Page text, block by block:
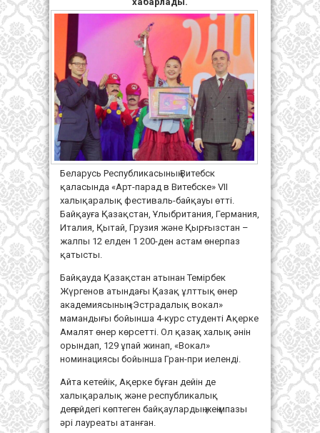
Беларусь Республикасының Витебск
қаласында «Арт-парад в Витебске» VII
халықаралық фестиваль-байқауы өтті.
Байқауға Қазақстан, Ұлыбритания, Германия,
Италия, Қытай, Грузия және Қырғызстан –
жалпы 12 елден 1 200-ден астам өнерпаз
қатысты.
Байқауда Қазақстан атынан Темірбек
Жүргенов атындағы Қазақ ұлттық өнер
академиясының «Эстрадалық вокал»
мамандығы бойынша 4-курс студенті Ақерке
Амалят өнер көрсетті. Ол қазақ халық әнін
орындап, 129 ұпай жинап, «Вокал»
номинациясы бойынша Гран-при иеленді.
Айта кетейік, Ақерке бұған дейін де
халықаралық және республикалық
деңгейдегі көптеген байқаулардың жеңімпазы
әрі лауреаты атанған.